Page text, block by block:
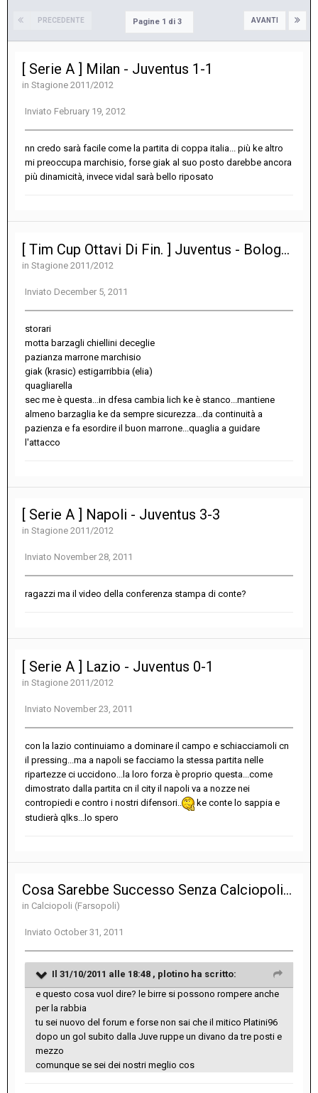
PRECEDENTE AVANTI
Pagine 1 di 3
[ Serie A ] Milan - Juventus 1-1
in Stagione 2011/2012
Inviato February 19, 2012
nn credo sarà facile come la partita di coppa italia... più ke altro
mi preoccupa marchisio, forse giak al suo posto darebbe ancora
più dinamicità, invece vidal sarà bello riposato
[ Tim Cup Ottavi Di Fin. ] Juventus - Bologna 2-0
in Stagione 2011/2012
Inviato December 5, 2011
storari
motta barzagli chiellini deceglie
pazianza marrone marchisio
giak (krasic) estigarribbia (elia)
quagliarella
sec me è questa...in dfesa cambia lich ke è stanco...mantiene
almeno barzaglia ke da sempre sicurezza...da continuità a
pazienza e fa esordire il buon marrone...quaglia a guidare
l'attacco
[ Serie A ] Napoli - Juventus 3-3
in Stagione 2011/2012
Inviato November 28, 2011
ragazzi ma il video della conferenza stampa di conte?
[ Serie A ] Lazio - Juventus 0-1
in Stagione 2011/2012
Inviato November 23, 2011
con la lazio continuiamo a dominare il campo e schiacciamoli cn
il pressing...ma a napoli se facciamo la stessa partita nelle
ripartezze ci uccidono...la loro forza è proprio questa...come
dimostrato dalla partita cn il city il napoli va a nozze nei
contropiedi e contro i nostri difensori..
ke conte lo sappia e
studierà qlks...lo spero
Cosa Sarebbe Successo Senza Calciopoli...
in Calciopoli (Farsopoli)
Inviato October 31, 2011
Il 31/10/2011 alle 18:48 , plotino ha scritto:
e questo cosa vuol dire? le birre si possono rompere anche
per la rabbia
tu sei nuovo del forum e forse non sai che il mitico Platini96
dopo un gol subito dalla Juve ruppe un divano da tre posti e
mezzo
comunque se sei dei nostri meglio cos